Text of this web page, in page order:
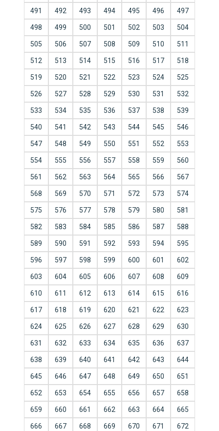
491 492 493 494 495 496 497
498 499 500 501 502 503 504
505 506 507 508 509 510 511
512 513 514 515 516 517 518
519 520 521 522 523 524 525
526 527 528 529 530 531 532
533 534 535 536 537 538 539
540 541 542 543 544 545 546
547 548 549 550 551 552 553
554 555 556 557 558 559 560
561 562 563 564 565 566 567
568 569 570 571 572 573 574
575 576 577 578 579 580 581
582 583 584 585 586 587 588
589 590 591 592 593 594 595
596 597 598 599 600 601 602
603 604 605 606 607 608 609
610 611 612 613 614 615 616
617 618 619 620 621 622 623
624 625 626 627 628 629 630
631 632 633 634 635 636 637
638 639 640 641 642 643 644
645 646 647 648 649 650 651
652 653 654 655 656 657 658
659 660 661 662 663 664 665
666 667 668 669 670 671 672